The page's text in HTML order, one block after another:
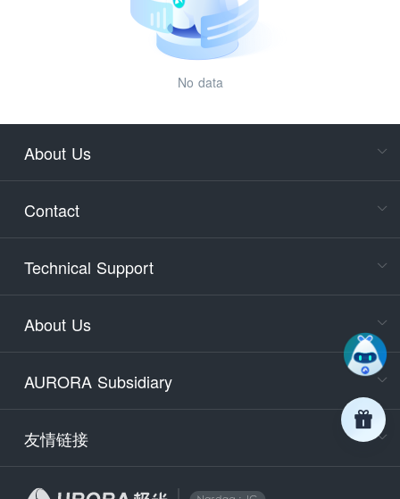
No data
About Us
Contact
Technical Support
About Us
AURORA Subsidiary
友情链接
days)
9:30-
Email